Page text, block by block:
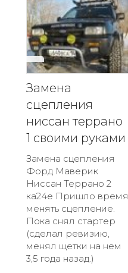
Замена
сцепления
ниссан террано
1 своими руками
Замена сцепления
Форд Маверик
Ниссан Террано 2
ка24е Пришло время
менять сцепление.
Пока снял стартер
(сделал ревизию,
менял щетки на нем
3,5 года назад.)